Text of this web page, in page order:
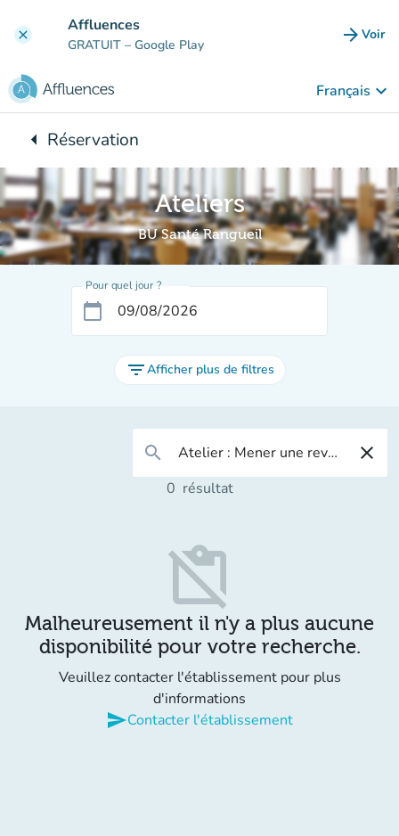
clear Affluences
GRATUIT – Google Play arrow_forward Voir
Français keyboard_arrow_down
arrow_leftRetour à :
Réservation
Ateliers
BU Santé Rangueil
Pour quel jour ?
calendar_today
filter_listAfficher plus de filtres
search close
0 résultat
content_paste_off
Malheureusement il n'y a plus aucune
disponibilité pour votre recherche.
Veuillez contacter l'établissement pour plus
d'informations
sendContacter l'établissement